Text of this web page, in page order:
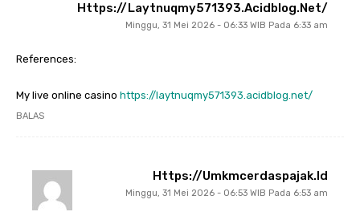
Https://laytnuqmy571393.acidblog.net/
Minggu, 31 Mei 2026 - 06:33 WIB Pada 6:33 am
References:
My live online casino https://laytnuqmy571393.acidblog.net/
BALAS
Https://umkmcerdaspajak.id
Minggu, 31 Mei 2026 - 06:53 WIB Pada 6:53 am